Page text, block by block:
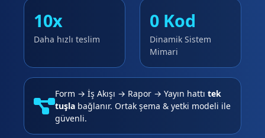
10x
Daha hızlı teslim
0 Kod
Dinamik Sistem
Mimari
Form → İş Akışı → Rapor → Yayın hattı tek
tuşla bağlanır. Ortak şema & yetki modeli ile
güvenli.